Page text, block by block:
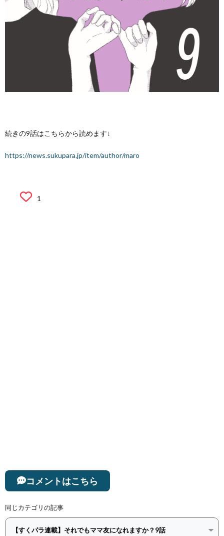
続きの9話はこちらから読めます↓
https://news.sukupara.jp/item/author/maro
1
コメントはこちら
同じカテゴリの記事